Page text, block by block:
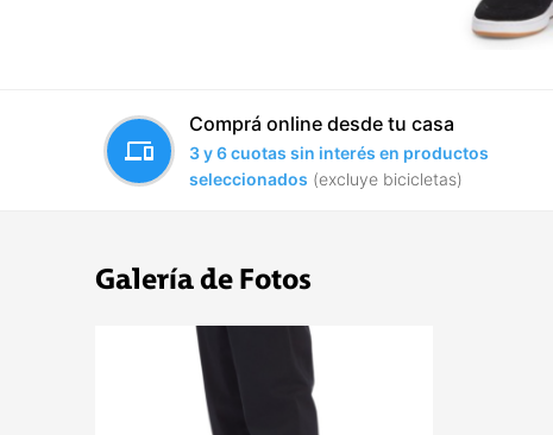
devices
Comprá online desde tu casa
3 y 6 cuotas sin interés en productos
seleccionados (excluye bicicletas)
Galería de Fotos